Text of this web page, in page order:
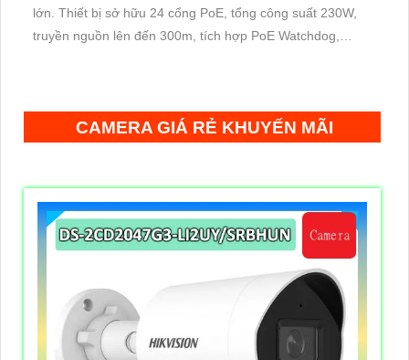
lớn. Thiết bị sở hữu 24 cổng PoE, tổng công suất 230W,
truyền nguồn lên đến 300m, tích hợp PoE Watchdog,
CAMERA GIÁ RẺ KHUYẾN MÃI